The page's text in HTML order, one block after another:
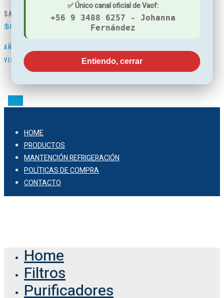
SAMSUNG 06317A
$69.800
AÑADIR AL CARRITO
VIEW
FRIGIDAIRE WF2CB
$79.800
VIEW
HOME
PRODUCTOS
MANTENCIÓN REFRIGERACIÓN
POLÍTICAS DE COMPRA
CONTACTO
Home
Filtros
Purificadores
✅ Único canal oficial de Vaof:
+56 9 3488 6257 - Johanna
Fernández
Entiendo, cerrar